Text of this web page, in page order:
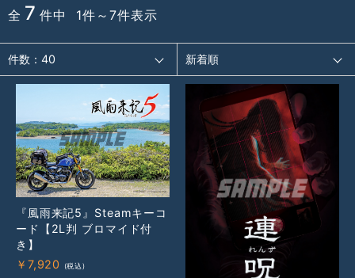
全 7 件中 1件～7件表示
『風雨来記5』Steamキーコ
ード【2L判 ブロマイド付
き】
￥ 7,920